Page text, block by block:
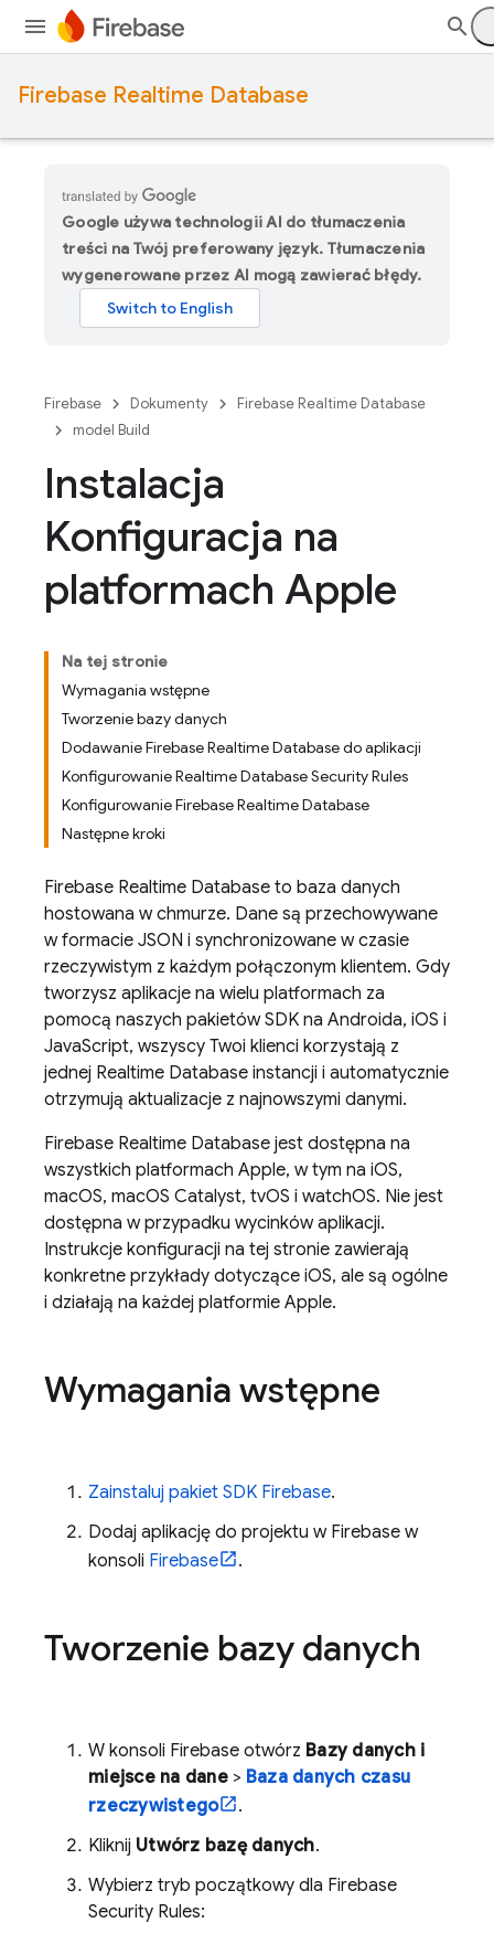
Firebase Realtime Database
Google używa technologii AI do tłumaczenia
treści na Twój preferowany język. Tłumaczenia
wygenerowane przez AI mogą zawierać błędy.
Firebase Dokumenty
Firebase Realtime Database
model Build
Instalacja
Konfiguracja na
platformach Apple
Na tej stronie
Wymagania wstępne
Tworzenie bazy danych
Dodawanie Firebase Realtime Database do aplikacji
Konfigurowanie Realtime Database Security Rules
Konfigurowanie Firebase Realtime Database
Następne kroki
Firebase Realtime Database to baza danych
hostowana w chmurze. Dane są przechowywane
w formacie JSON i synchronizowane w czasie
rzeczywistym z każdym połączonym klientem. Gdy
tworzysz aplikacje na wielu platformach za
pomocą naszych pakietów SDK na Androida, iOS i
JavaScript, wszyscy Twoi klienci korzystają z
jednej Realtime Database instancji i automatycznie
otrzymują aktualizacje z najnowszymi danymi.
Firebase Realtime Database jest dostępna na
wszystkich platformach Apple, w tym na iOS,
macOS, macOS Catalyst, tvOS i watchOS. Nie jest
dostępna w przypadku wycinków aplikacji.
Instrukcje konfiguracji na tej stronie zawierają
konkretne przykłady dotyczące iOS, ale są ogólne
i działają na każdej platformie Apple.
Wymagania wstępne
Zainstaluj pakiet SDK Firebase.
Dodaj aplikację do projektu w Firebase w
konsoli Firebase .
Tworzenie bazy danych
W konsoli Firebase otwórz Bazy danych i
miejsce na dane> Baza danych czasu
rzeczywistego
.
Kliknij Utwórz bazę danych.
Wybierz tryb początkowy dla Firebase
Security Rules: